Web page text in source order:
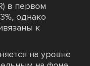
в первом
однако
к
на уровне